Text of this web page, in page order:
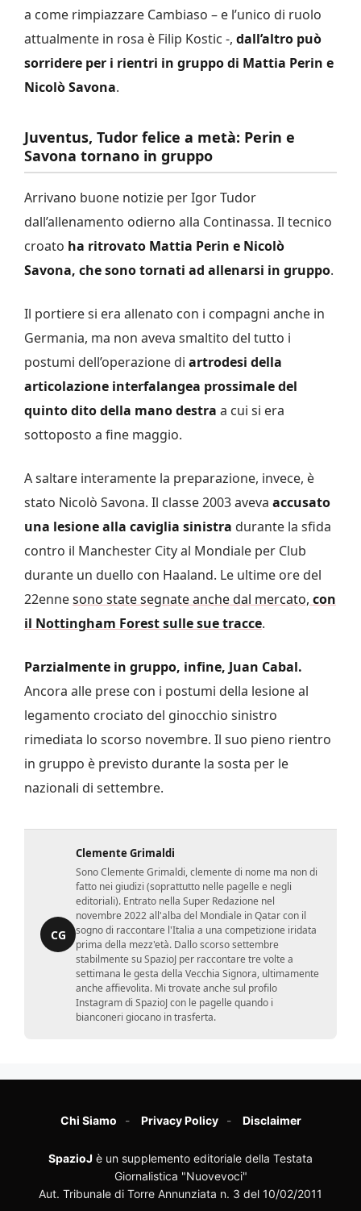
a come rimpiazzare Cambiaso – e l’unico di ruolo
attualmente in rosa è Filip Kostic -, dall’altro può
sorridere per i rientri in gruppo di Mattia Perin e
Nicolò Savona.
Juventus, Tudor felice a metà: Perin e
Savona tornano in gruppo
Arrivano buone notizie per Igor Tudor
dall’allenamento odierno alla Continassa. Il tecnico
croato ha ritrovato Mattia Perin e Nicolò
Savona, che sono tornati ad allenarsi in gruppo.
Il portiere si era allenato con i compagni anche in
Germania, ma non aveva smaltito del tutto i
postumi dell’operazione di artrodesi della
articolazione interfalangea prossimale del
quinto dito della mano destra a cui si era
sottoposto a fine maggio.
A saltare interamente la preparazione, invece, è
stato Nicolò Savona. Il classe 2003 aveva accusato
una lesione alla caviglia sinistra durante la sfida
contro il Manchester City al Mondiale per Club
durante un duello con Haaland. Le ultime ore del
22ennesono state segnate anche dal mercato, con
il Nottingham Forest sulle sue tracce.
Parzialmente in gruppo, infine, Juan Cabal.
Ancora alle prese con i postumi della lesione al
legamento crociato del ginocchio sinistro
rimediata lo scorso novembre. Il suo pieno rientro
in gruppo è previsto durante la sosta per le
nazionali di settembre.
CG
Clemente Grimaldi
Sono Clemente Grimaldi, clemente di nome ma non di
fatto nei giudizi (soprattutto nelle pagelle e negli
editoriali). Entrato nella Super Redazione nel
novembre 2022 all'alba del Mondiale in Qatar con il
sogno di raccontare l'Italia a una competizione iridata
prima della mezz'età. Dallo scorso settembre
stabilmente su SpazioJ per raccontare tre volte a
settimana le gesta della Vecchia Signora, ultimamente
anche affievolita. Mi trovate anche sul profilo
Instagram di SpazioJ con le pagelle quando i
bianconeri giocano in trasferta.
Chi Siamo Privacy Policy Disclaimer
SpazioJ è un supplemento editoriale della Testata
Giornalistica "Nuovevoci"
Aut. Tribunale di Torre Annunziata n. 3 del 10/02/2011